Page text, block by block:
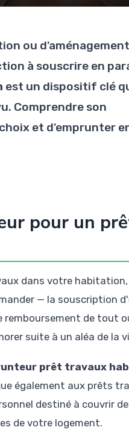
ou
à souscrire en
est un dispositif clé
Comprendre son
et d'emprunter
pour un
dans votre habitation,
— la souscription
remboursement de tout
suite à un aléa de la
prêt travaux
également aux prêts
destiné à couvrir
de votre logement.